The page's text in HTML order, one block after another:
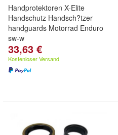
Handprotektoren X-Elite
Handschutz Handsch?tzer
handguards Motorrad Enduro
sw-w
33,63 €
Kostenloser Versand